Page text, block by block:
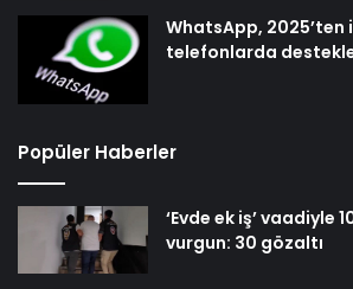
WhatsApp, 2025’ten
telefonlarda
Popüler Haberler
‘Evde ek iş’ vaadiyle
vurgun: 30 gözaltı